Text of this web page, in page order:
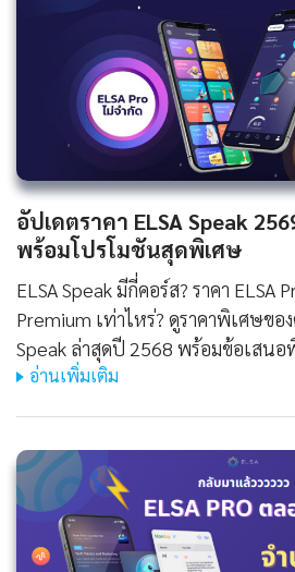
อัปเดตราคา ELSA Speak
พร้อมโปรโมชันสุดพิเศษ
ELSA Speak มีกี่คอร์ส? ราคา ELSA
Premium เท่าไหร่? ดูราคาพิเศษขอ
Speak ล่าสุดปี 2568 พร้อมข้อเสน
อ่านเพิ่มเติม